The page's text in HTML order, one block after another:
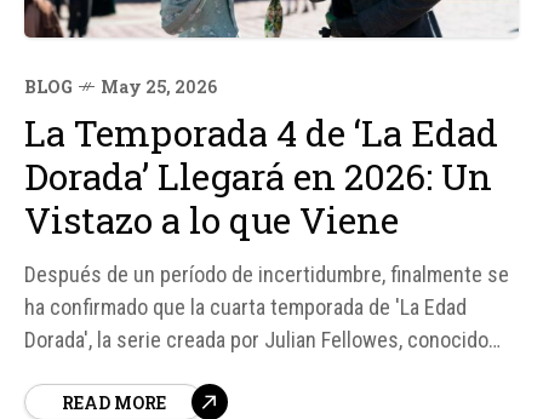
BLOG May 25, 2026
La Temporada 4 de ‘La Edad
Dorada’ Llegará en 2026: Un
Vistazo a lo que Viene
Después de un período de incertidumbre, finalmente se
ha confirmado que la cuarta temporada de 'La Edad
Dorada', la serie creada por Julian Fellowes, conocido
ha sido anunciado a través de un tráiler que no solo
READ MORE